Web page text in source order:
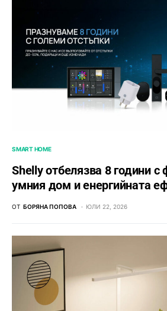
SMART HOME
Shelly отбелязва 8 години с
умния дом и енергийната
ОТ БОРЯНА ПОПОВА ЮЛИ 22, 2026